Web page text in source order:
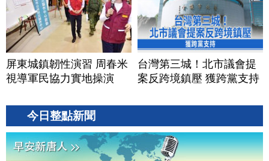
屏東城鎮韌性演習 周春米
視導軍民協力實地操演
台灣第三城！北市議會提
案反跨境鎮壓 獲跨黨支持
今日整點新聞